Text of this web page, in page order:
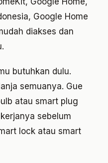
Google Home
diakses dan
butuhkan dulu.
semuanya. Gue
atau smart plug
sebelum
lock atau smart